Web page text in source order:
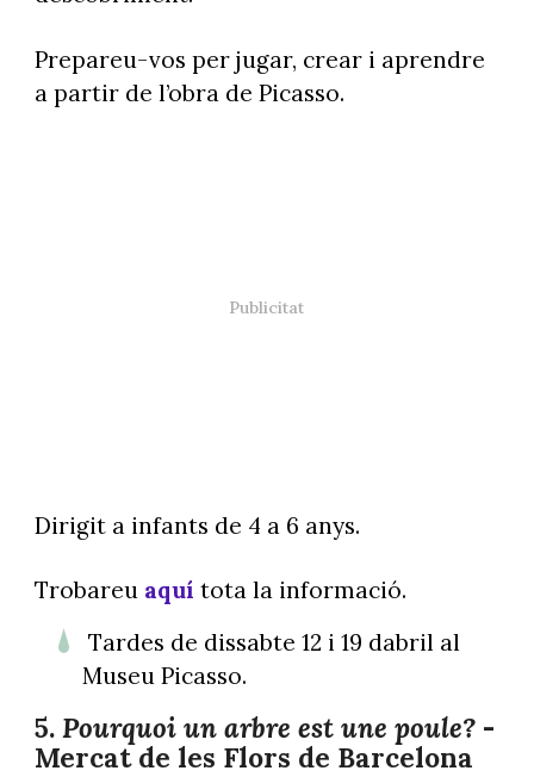
Prepareu-vos per jugar, crear i aprendre
a partir de l’obra de Picasso.
Dirigit a infants de 4 a 6 anys.
Trobareu aquí tota la informació.
Tardes de dissabte 12 i 19 dabril al
Museu Picasso.
5. Pourquoi un arbre est une poule?-
Mercat de les Flors de Barcelona